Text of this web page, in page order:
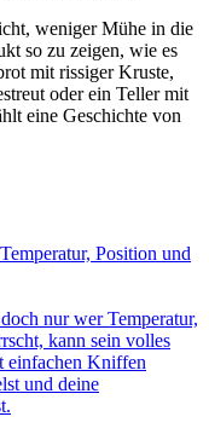
weniger Mühe in die
so zu zeigen, wie es
mit rissiger Kruste,
oder ein Teller mit
eine Geschichte von
Position und
nur wer Temperatur,
kann sein volles
einfachen Kniffen
und deine